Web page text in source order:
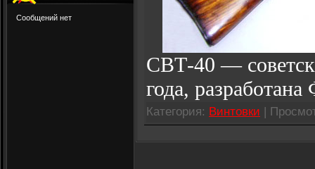
СВТ-40 —
года,
Категория: Винтовки |